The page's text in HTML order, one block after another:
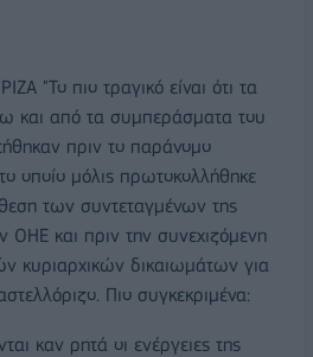
"Το πιο τραγικό είναι ότι τα
και από τα συμπεράσματα του
πριν το παράνομο
οποίο μόλις πρωτοκολλήθηκε
των συντεταγμένων της
ΟΗΕ και πριν την συνεχιζόμενη
κυριαρχικών δικαιωμάτων για
Πιο συγκεκριμένα:
καν ρητά οι ενέργειες της